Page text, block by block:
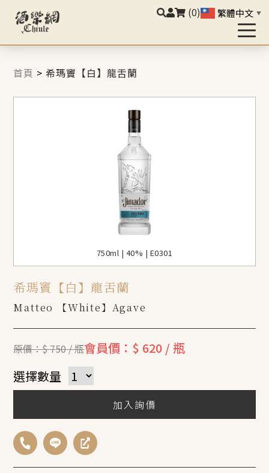
(0) 繁體中文 ▼
首頁 > 希瑪竇【白】龍舌蘭
750ml | 40% | E0301
希瑪竇【白】龍舌蘭
Matteo 【White】Agave
原價：$ 750 / 瓶會員價：$ 620 / 瓶
選擇數量
加入詢價